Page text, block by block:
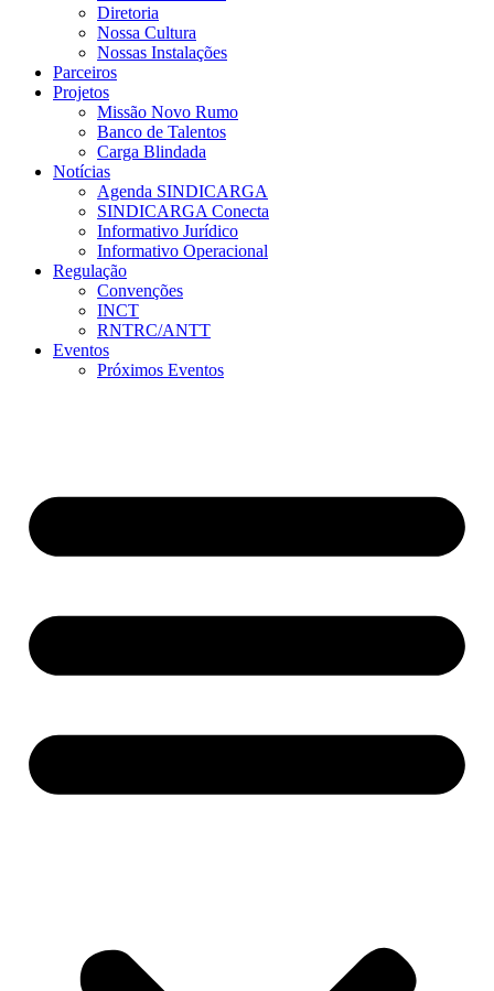
Diretoria
Nossa Cultura
Nossas Instalações
Parceiros
Projetos
Missão Novo Rumo
Banco de Talentos
Carga Blindada
Notícias
Agenda SINDICARGA
SINDICARGA Conecta
Informativo Jurídico
Informativo Operacional
Regulação
Convenções
INCT
RNTRC/ANTT
Eventos
Próximos Eventos